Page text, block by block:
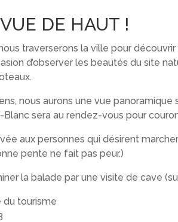
DE HAUT !
traverserons la ville pour
d’observer les beautés du site
nous aurons une vue
sera au rendez-vous pour
aux personnes qui désirent
pente ne fait pas peur.)
la balade par une visite de cave
du tourisme